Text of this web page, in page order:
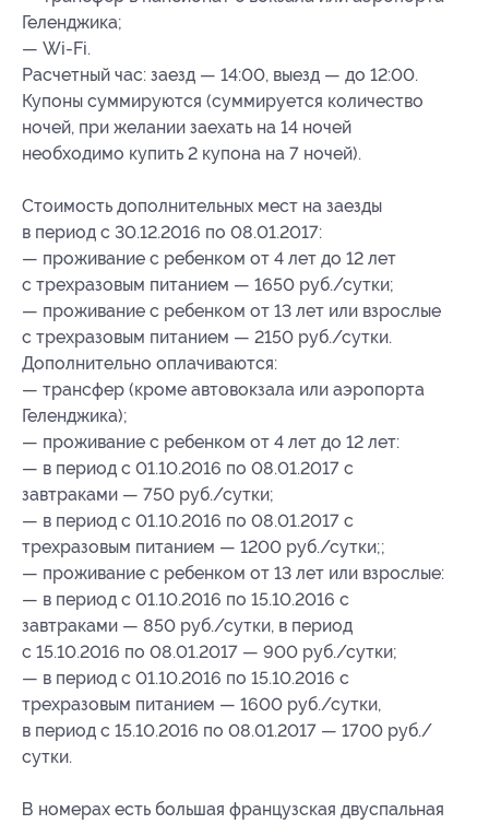
Геленджика;
— Wi-Fi.
Расчетный час: заезд — 14:00, выезд — до 12:00.
Купоны суммируются (суммируется количество
ночей, при желании заехать на 14 ночей
необходимо купить 2 купона на 7 ночей).
Стоимость дополнительных мест на заезды
в период с 30.12.2016 по 08.01.2017:
— проживание с ребенком от 4 лет до 12 лет
с трехразовым питанием — 1650 руб./сутки;
— проживание с ребенком от 13 лет или взрослые
с трехразовым питанием — 2150 руб./сутки.
Дополнительно оплачиваются:
— трансфер (кроме автовокзала или аэропорта
Геленджика);
— проживание с ребенком от 4 лет до 12 лет:
— в период с 01.10.2016 по 08.01.2017 с
завтраками — 750 руб./сутки;
— в период с 01.10.2016 по 08.01.2017 с
трехразовым питанием — 1200 руб./сутки;;
— проживание с ребенком от 13 лет или взрослые:
— в период с 01.10.2016 по 15.10.2016 с
завтраками — 850 руб./сутки, в период
с 15.10.2016 по 08.01.2017 — 900 руб./сутки;
— в период с 01.10.2016 по 15.10.2016 с
трехразовым питанием — 1600 руб./сутки,
в период с 15.10.2016 по 08.01.2017 — 1700 руб./
сутки.
В номерах есть большая французская двуспальная